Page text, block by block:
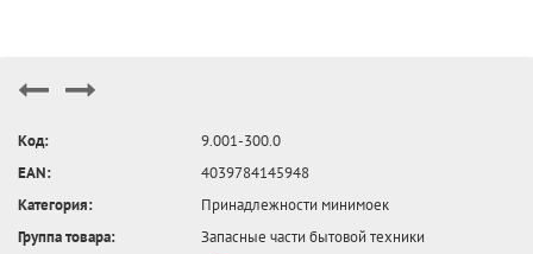
Код:
9.001-300.0
EAN:
4039784145948
Категория:
Принадлежности минимоек
Группа товара:
Запасные части бытовой техники